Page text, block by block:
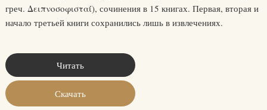
греч. Δειπνοσοφισταί), сочинения в 15 книгах. Первая, вторая и
начало третьей книги сохранились лишь в извлечениях.
Читать
Скачать